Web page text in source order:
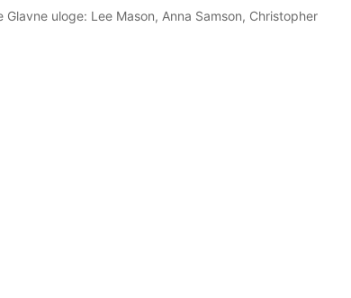
uloge: Lee Mason, Anna Samson, Christopher